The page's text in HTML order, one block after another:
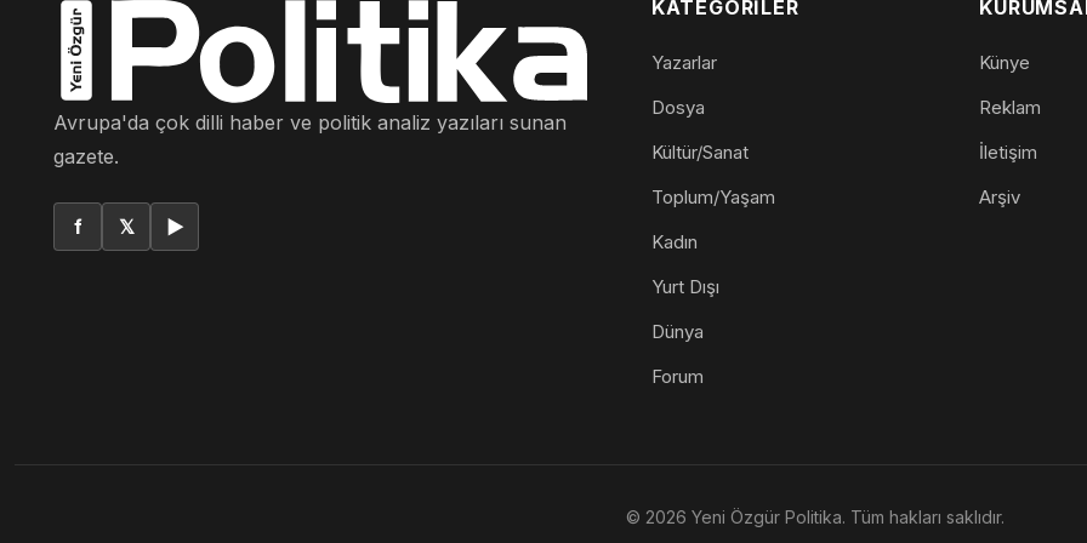
Avrupa'da çok dilli haber ve politik analiz yazıları sunan
gazete.
f 𝕏 ▶
KATEGORILER
Yazarlar
Dosya
Kültür/Sanat
Toplum/Yaşam
Kadın
Yurt Dışı
Dünya
Forum
Künye
Reklam
İletişim
Arşiv
© 2026 Yeni Özgür Politika. Tüm hakları saklıdır.